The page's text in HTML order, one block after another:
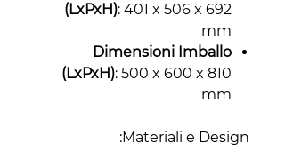
(LxPxH): 401 x 506 x 692
mm
Dimensioni Imballo
(LxPxH): 500 x 600 x 810
mm
Materiali e Design: